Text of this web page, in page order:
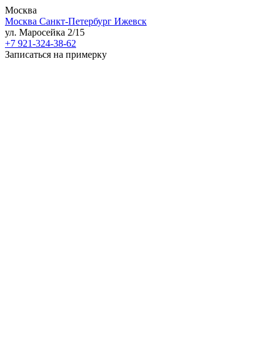
Москва
Москва Санкт-Петербург Ижевск
ул. Маросейка 2/15
+7 921-324-38-62
Записаться на примерку